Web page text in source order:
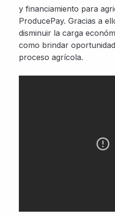
y financiamiento para
ProducePay. Gracias a
disminuir la carga
como brindar
proceso agrícola.